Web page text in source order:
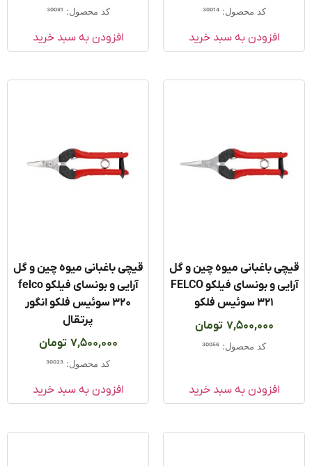
کد محصول: 30014
افزودن به سبد خرید
کد محصول: 30081
افزودن به سبد خرید
باغبانی میوه چین و گل
آرایی و بونسای فیلکو FELCO
7,500,000 تومان
کد محصول: 30056
افزودن به سبد خرید
قیچی باغبانی میوه چین و گل
آرایی و بونسای فیلکو felco
320 سوئیس فلکو انگور
پرتقال
7,500,000 تومان
کد محصول: 30023
افزودن به سبد خرید